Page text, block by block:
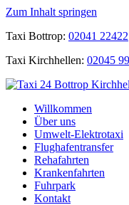
Zum Inhalt springen
Taxi Bottrop: 02041 22422
Taxi Kirchhellen: 02045
Willkommen
Über uns
Umwelt-Elektrotaxi
Flughafentransfer
Rehafahrten
Krankenfahrten
Fuhrpark
Kontakt